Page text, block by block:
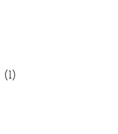
(1)